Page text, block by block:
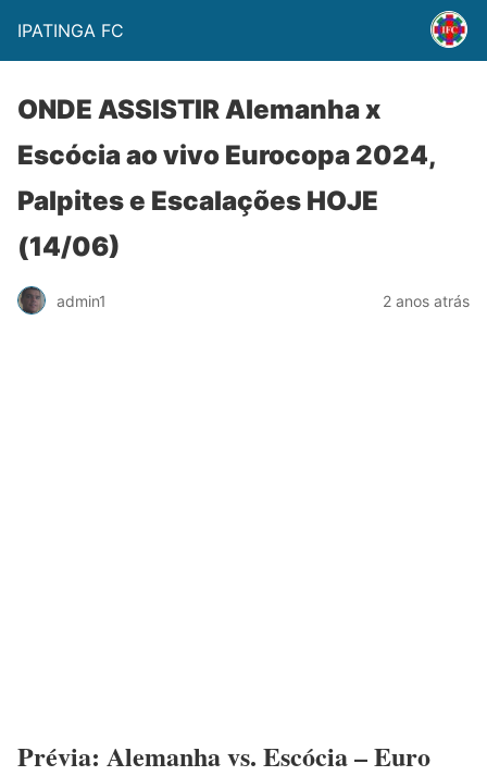
IPATINGA FC
ONDE ASSISTIR Alemanha x
Escócia ao vivo Eurocopa 2024,
Palpites e Escalações HOJE
(14/06)
admin1 2 anos atrás
Prévia: Alemanha vs. Escócia – Euro